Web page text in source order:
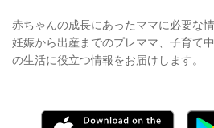
赤ちゃんの成長にあったママに必要な
妊娠から出産までのプレママ、子育て
の生活に役立つ情報をお届けします。